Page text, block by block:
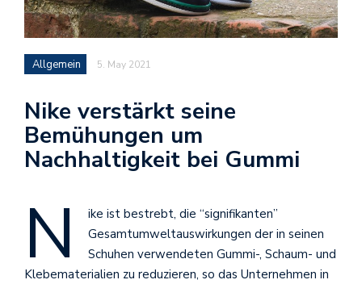
Allgemein 5. May 2021
Nike verstärkt seine
Bemühungen um
Nachhaltigkeit bei Gummi
N
ike ist bestrebt, die “signifikanten”
Gesamtumweltauswirkungen der in seinen
Schuhen verwendeten Gummi-, Schaum- und
Klebematerialien zu reduzieren, so das Unternehmen in